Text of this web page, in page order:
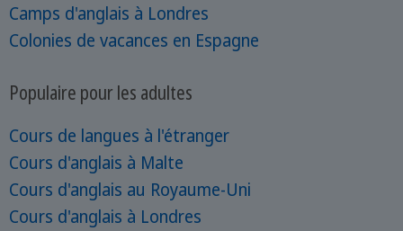
Camps d'anglais à Londres
Colonies de vacances en Espagne
Populaire pour les adultes
Cours de langues à l'étranger
Cours d'anglais à Malte
Cours d'anglais au Royaume-Uni
Cours d'anglais à Londres